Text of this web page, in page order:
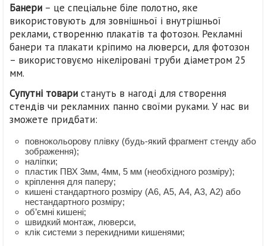
Банери – це спеціальне біле полотно, яке
використовують для зовнішньої і внутрішньої
реклами, створенню плакатів та фотозон. Рекламні
банери та плакати кріпимо на люверси, для фотозон
– використовуємо нікеліровані труби діаметром 25
мм.
Супутні товари стануть в нагоді для створення
стендів чи рекламних панно своїми руками. У нас ви
зможете придбати:
повнокольорову плівку (будь-який фрагмент стенду або
зображення);
наліпки;
пластик ПВХ 3мм, 4мм, 5 мм (необхідного розміру);
кріплення для паперу;
кишені стандартного розміру (А6, А5, А4, А3, А2) або
нестандартного розміру;
об’ємні кишені;
швидкий монтаж, люверси,
клік системи з перекидними кишенями;